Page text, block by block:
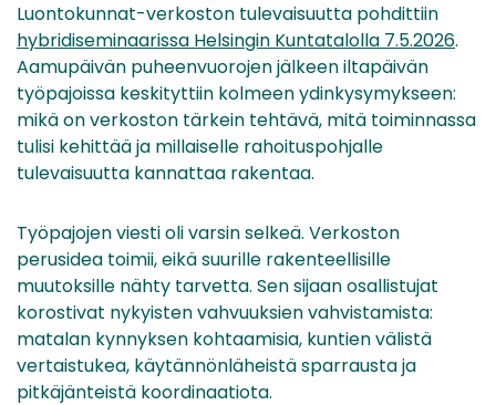
Luontokunnat-verkoston tulevaisuutta pohdittiin
hybridiseminaarissa Helsingin Kuntatalolla 7.5.2026.
Aamupäivän puheenvuorojen jälkeen iltapäivän
työpajoissa keskityttiin kolmeen ydinkysymykseen:
mikä on verkoston tärkein tehtävä, mitä toiminnassa
tulisi kehittää ja millaiselle rahoituspohjalle
tulevaisuutta kannattaa rakentaa.
Työpajojen viesti oli varsin selkeä. Verkoston
perusidea toimii, eikä suurille rakenteellisille
muutoksille nähty tarvetta. Sen sijaan osallistujat
korostivat nykyisten vahvuuksien vahvistamista:
matalan kynnyksen kohtaamisia, kuntien välistä
vertaistukea, käytännönläheistä sparrausta ja
pitkäjänteistä koordinaatiota.